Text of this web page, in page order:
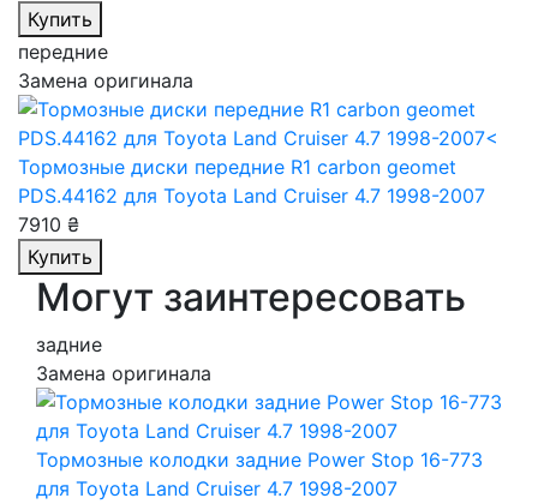
Купить
передние
Замена оригинала
Тормозные диски передние R1 carbon geomet
PDS.44162 для Toyota Land Cruiser 4.7 1998-2007
7910 ₴
Купить
Могут заинтересовать
задние
Замена оригинала
Тормозные колодки задние Power Stop 16-773
для Toyota Land Cruiser 4.7 1998-2007